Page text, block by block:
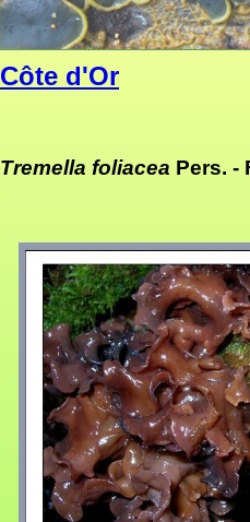
Côte d'Or
Tremella foliacea Pers. -